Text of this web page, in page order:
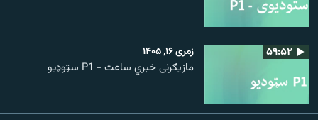
۵۹:۵۲ زمری ۱۶, ۱۴۰۵
مازیګرنی خبري ساعت - P1 سټوډیو